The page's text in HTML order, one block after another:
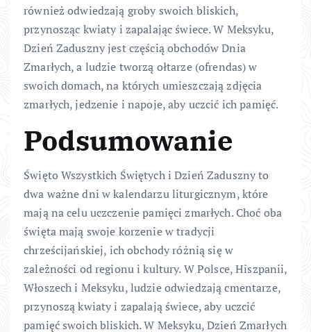
również odwiedzają groby swoich bliskich,
przynosząc kwiaty i zapalając świece. W Meksyku,
Dzień Zaduszny jest częścią obchodów Dnia
Zmarłych, a ludzie tworzą ołtarze (ofrendas) w
swoich domach, na których umieszczają zdjęcia
zmarłych, jedzenie i napoje, aby uczcić ich pamięć.
Podsumowanie
Święto Wszystkich Świętych i Dzień Zaduszny to
dwa ważne dni w kalendarzu liturgicznym, które
mają na celu uczczenie pamięci zmarłych. Choć oba
święta mają swoje korzenie w tradycji
chrześcijańskiej, ich obchody różnią się w
zależności od regionu i kultury. W Polsce, Hiszpanii,
Włoszech i Meksyku, ludzie odwiedzają cmentarze,
przynoszą kwiaty i zapalają świece, aby uczcić
pamięć swoich bliskich. W Meksyku, Dzień Zmarłych